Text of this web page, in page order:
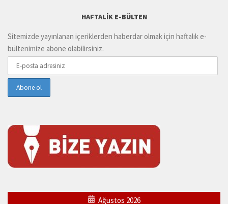
HAFTALIK E-BÜLTEN
Sitemizde yayınlanan içeriklerden haberdar olmak için haftalık e-
bültenimize abone olabilirsiniz.
Ağustos 2026